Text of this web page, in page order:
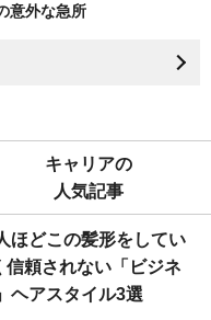
意外な急所
キャリアの
人気記事
ほどこの髪形をしてい
信頼されない「ビジネ
ヘアスタイル3選